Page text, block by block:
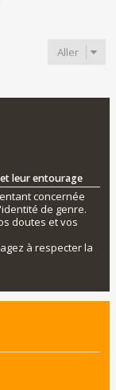
Aller
leur entourage
concernée
de genre.
doutes et vos
à respecter la